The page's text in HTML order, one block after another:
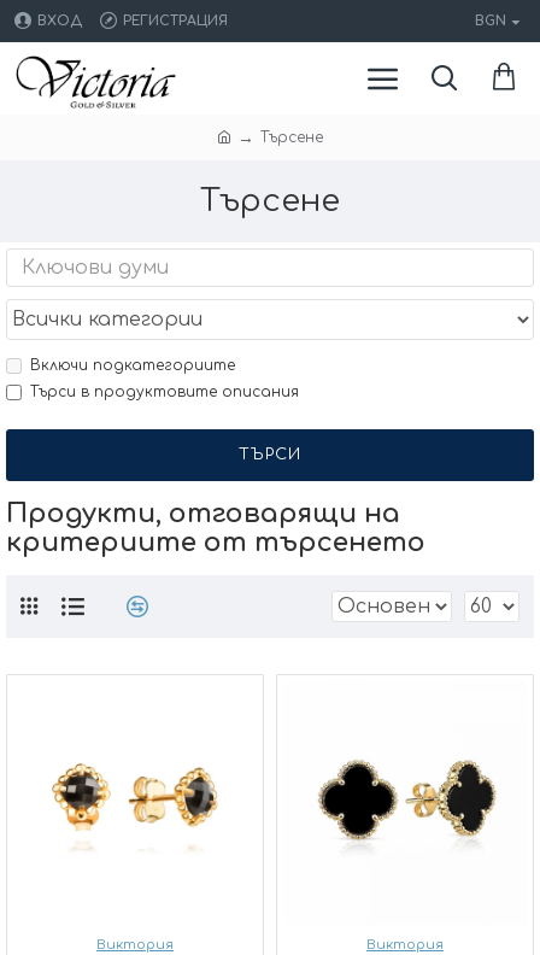
ВХОД РЕГИСТРАЦИЯ BGN
Търсене
Търсене
Включи подкатегориите
Търси в продуктовите описания
ТЪРСИ
Продукти, отговарящи на
критериите от търсенето
Виктория Виктория